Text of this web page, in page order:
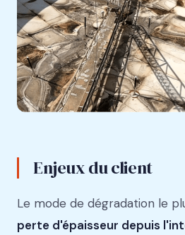
Enjeux du client
Le mode de dégradation le
perte d'épaisseur depuis